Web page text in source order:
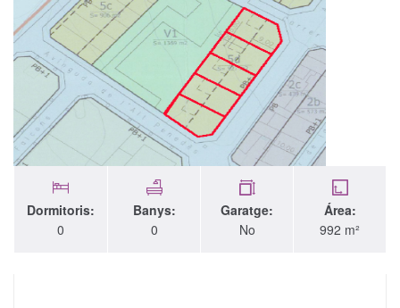
Dormitoris:
0
Banys:
0
Garatge:
No
Área:
992 m²